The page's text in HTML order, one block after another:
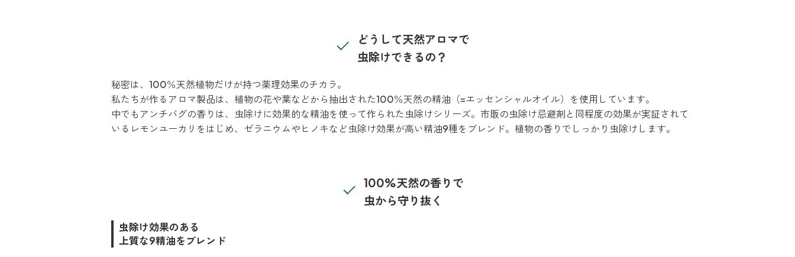
どうして天然アロマで
虫除けできるの？
秘密は、100％天然植物だけが持つ薬理効果のチカラ。
私たちが作るアロマ製品は、植物の花や葉などから抽出された100％天然の精油（=エッセンシャルオイル）を使用しています。
中でもアンチバグの香りは、虫除けに効果的な精油を使って作られた虫除けシリーズ。市販の虫除け忌避剤と同程度の効果が実証されて
いるレモンユーカリをはじめ、ゼラニウムやヒノキなど虫除け効果が高い精油9種をブレンド。植物の香りでしっかり虫除けします。
100%天然の香りで
虫から守り抜く
虫除け効果のある
上質な9精油をブレンド